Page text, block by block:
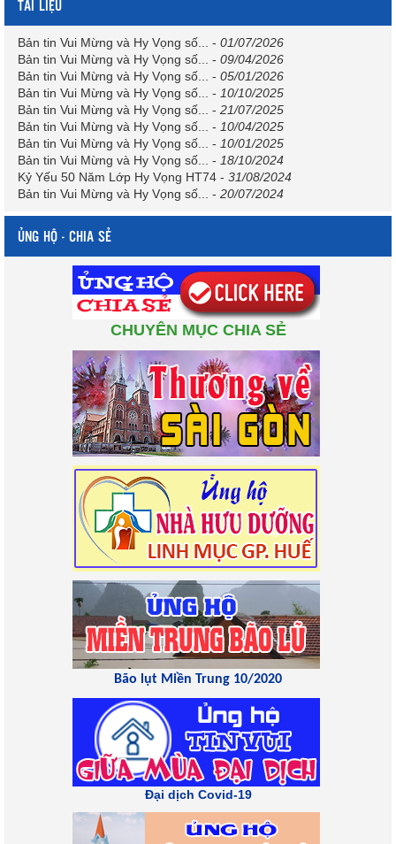
TÀI LIỆU
Bản tin Vui Mừng và Hy Vọng số... - 01/07/2026
Bản tin Vui Mừng và Hy Vọng số...
- 09/04/2026
Bản tin Vui Mừng và Hy Vọng số...
- 05/01/2026
Bản tin Vui Mừng và Hy Vọng số...
- 10/10/2025
Bản tin Vui Mừng và Hy Vọng số...
- 21/07/2025
Bản tin Vui Mừng và Hy Vọng số...
- 10/04/2025
Bản tin Vui Mừng và Hy Vọng số...
- 10/01/2025
Bản tin Vui Mừng và Hy Vọng số...
- 18/10/2024
Kỷ Yếu 50 Năm Lớp Hy Vọng HT74 - 31/08/2024
Bản tin Vui Mừng và Hy Vọng số...
- 20/07/2024
ỦNG HỘ - CHIA SẺ
CHUYÊN MỤC CHIA SẺ
Bão lụt Miền Trung 10/2020
Đại dịch Covid-19